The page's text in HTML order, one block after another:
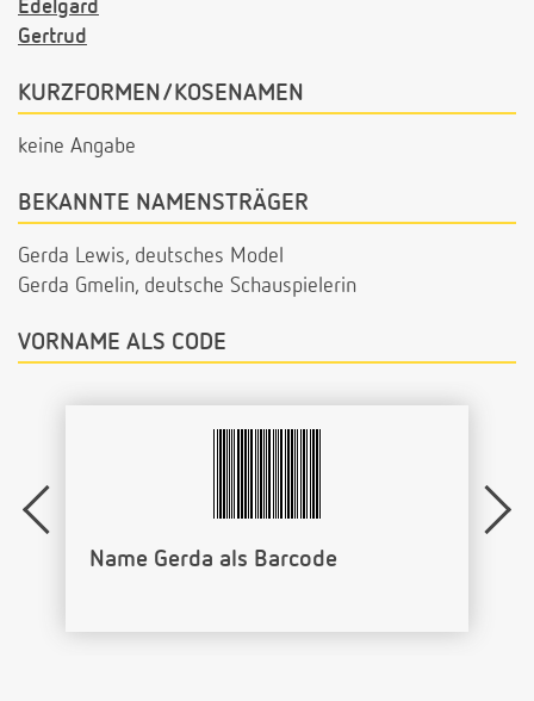
Edelgard
Gertrud
KURZFORMEN/KOSENAMEN
keine Angabe
BEKANNTE NAMENSTRÄGER
Gerda Lewis, deutsches Model
Gerda Gmelin, deutsche Schauspielerin
VORNAME ALS CODE
Name Gerda als Barcode